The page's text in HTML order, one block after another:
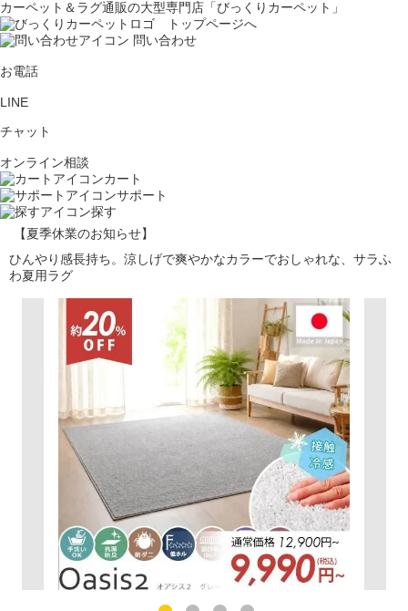
カーペット＆ラグ通販の大型専門店「びっくりカーペット」
問い合わせ
お電話
LINE
チャット
オンライン相談
カート
サポート
探す
【夏季休業のお知らせ】
ひんやり感長持ち。涼しげで爽やかなカラーでおしゃれな、サラふ
わ夏用ラグ